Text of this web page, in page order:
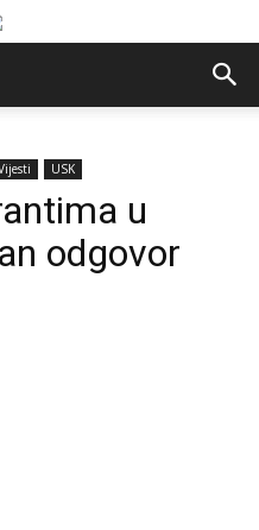
USK
u
odgovor